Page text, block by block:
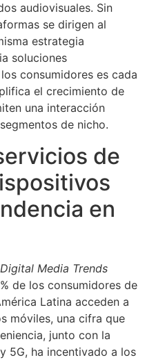
audiovisuales. Sin
se dirigen al
estrategia
soluciones
consumidores es cada
el crecimiento de
una interacción
de nicho.
de
en
Digital Media Trends
de los consumidores de
Latina acceden a
móviles, una cifra que
junto con la
5G, ha incentivado a los